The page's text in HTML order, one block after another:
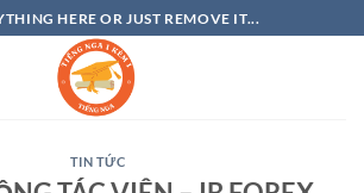
HERE OR JUST REMOVE IT...
TIN TỨC